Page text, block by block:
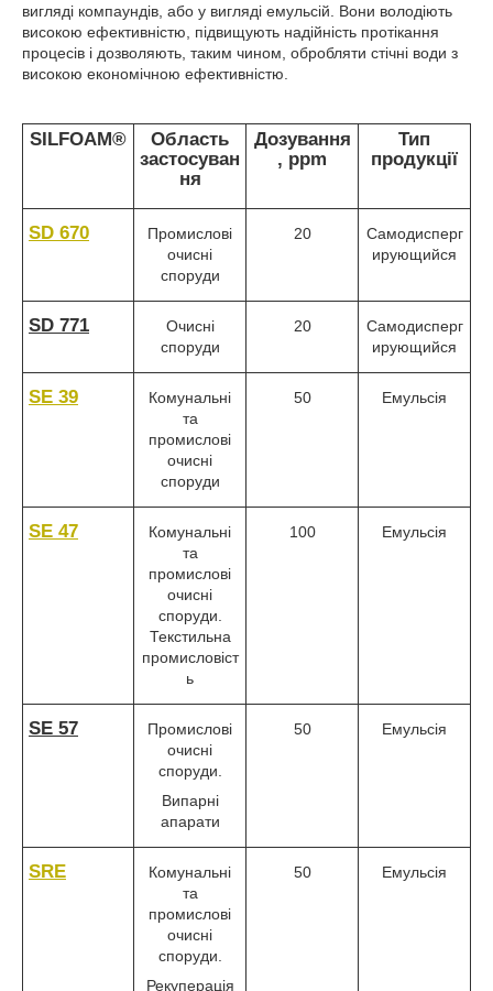
вигляді компаундів, або у вигляді емульсій. Вони володіють
високою ефективністю, підвищують надійність протікання
процесів і дозволяють, таким чином, обробляти стічні води з
високою економічною ефективністю.
SILFOAM®
Область
застосуван
ня
Дозування
, ppm
Тип
продукції
SD 670
Промислові
очисні
споруди
20
Самодисперг
ирующийся
SD 771
Очисні
споруди
20
Самодисперг
ирующийся
SE 39
Комунальні
та
промислові
очисні
споруди
50 Емульсія
SE 47
Комунальні
та
промислові
очисні
споруди.
Текстильна
промисловіст
ь
100 Емульсія
SE 57
Промислові
очисні
споруди.
Випарні
апарати
50 Емульсія
SRE
Комунальні
та
промислові
очисні
споруди.
Рекуперація
50 Емульсія